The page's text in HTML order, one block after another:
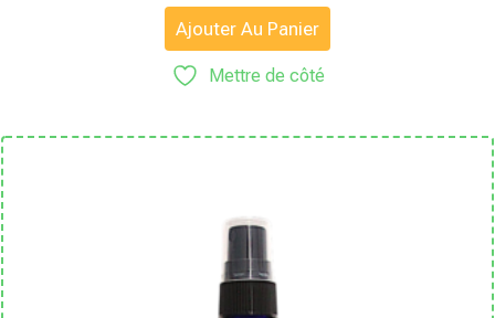
Ajouter Au Panier
Mettre de côté